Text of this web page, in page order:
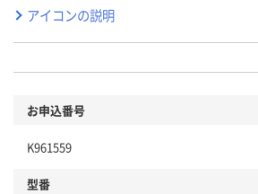
アイコンの説明
お申込番号
K961559
型番